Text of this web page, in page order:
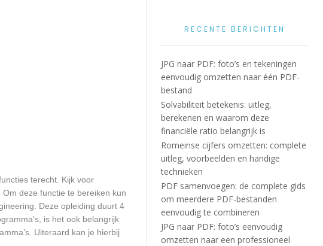
terecht. Kijk voor
deze functie te bereiken kun
Deze opleiding duurt 4
is het ook belangrijk
Uiteraard kan je hierbij
RECENTE BERICHTEN
JPG naar PDF: foto’s en tekeningen
eenvoudig omzetten naar één PDF-
bestand
Solvabiliteit betekenis: uitleg,
berekenen en waarom deze
financiële ratio belangrijk is
Romeinse cijfers omzetten: complete
uitleg, voorbeelden en handige
technieken
PDF samenvoegen: de complete gids
om meerdere PDF-bestanden
eenvoudig te combineren
JPG naar PDF: foto’s eenvoudig
omzetten naar een professioneel